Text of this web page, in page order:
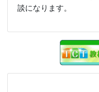
談になります。